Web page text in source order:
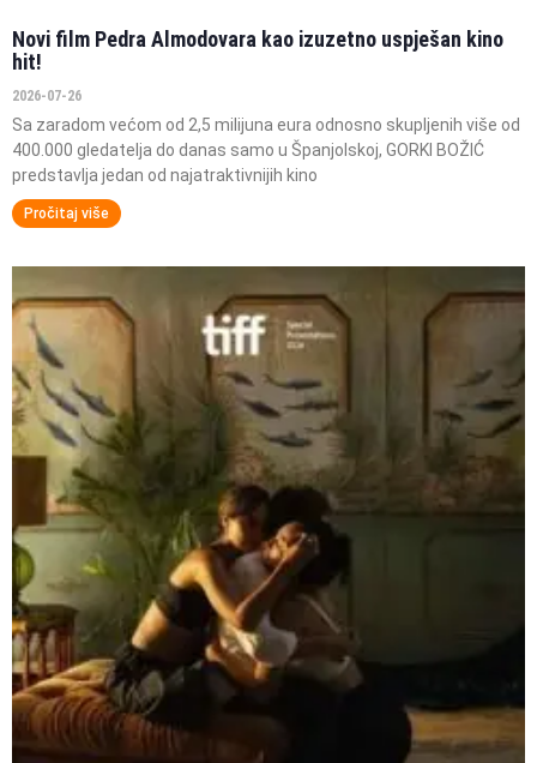
Novi film Pedra Almodovara kao izuzetno uspješan kino
hit!
2026-07-26
Sa zaradom većom od 2,5 milijuna eura odnosno skupljenih više od
400.000 gledatelja do danas samo u Španjolskoj, GORKI BOŽIĆ
predstavlja jedan od najatraktivnijih kino
Pročitaj više